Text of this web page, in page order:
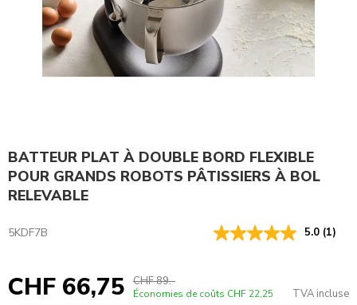
BATTEUR PLAT À DOUBLE BORD FLEXIBLE
POUR GRANDS ROBOTS PÂTISSIERS À BOL
RELEVABLE
5KDF7B 5.0 (1)
CHF 66,75 CHF 89.-
Économies de coûts CHF 22,25 TVA incluse